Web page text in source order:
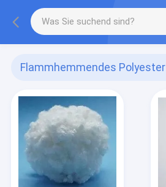
Flammhemmendes Polyester